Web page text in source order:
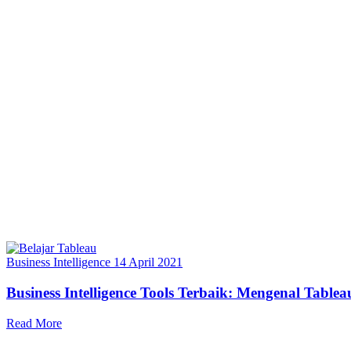
Business Intelligence 14 April 2021
Business Intelligence Tools Terbaik: Mengenal
Read More